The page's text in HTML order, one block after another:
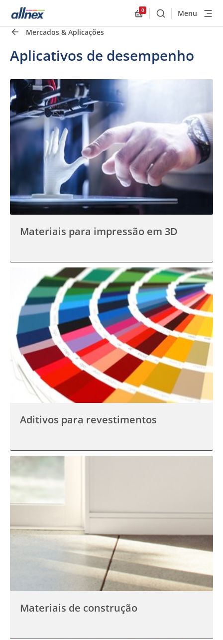
0
BuscarMenu
Mercados & Aplicações
Aplicativos de desempenho
Materiais para impressão em 3D
Aditivos para revestimentos
Materiais de construção